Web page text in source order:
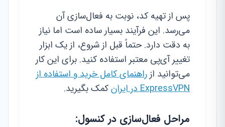
پس از تهیه کد، نوبت به فعال‌سازی آن
می‌رسد. این فرآیند بسیار ساده است اما نیاز
به دقت دارد. حتماً قبل از شروع، از یک ابزار
تغییر آی‌پی معتبر استفاده کنید. برای این کار
می‌توانید از راهنمای کامل خرید و استفاده از
ExpressVPN در ایران
کمک بگیرید.
مراحل فعال‌سازی در کنسول: